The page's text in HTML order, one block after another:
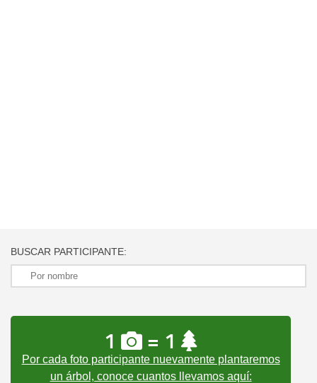
BUSCAR PARTICIPANTE:
1 = 1
Por cada foto participante nuevamente plantaremos
un árbol, conoce cuantos llevamos aquí: